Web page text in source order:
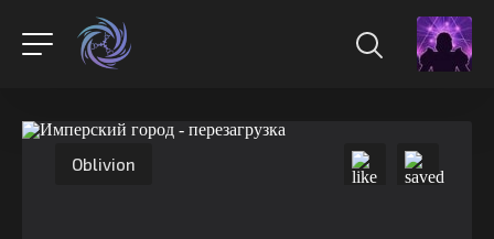
Oblivion